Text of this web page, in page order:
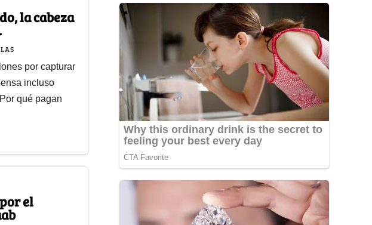
la cabeza
por capturar
incluso
qué pagan
el